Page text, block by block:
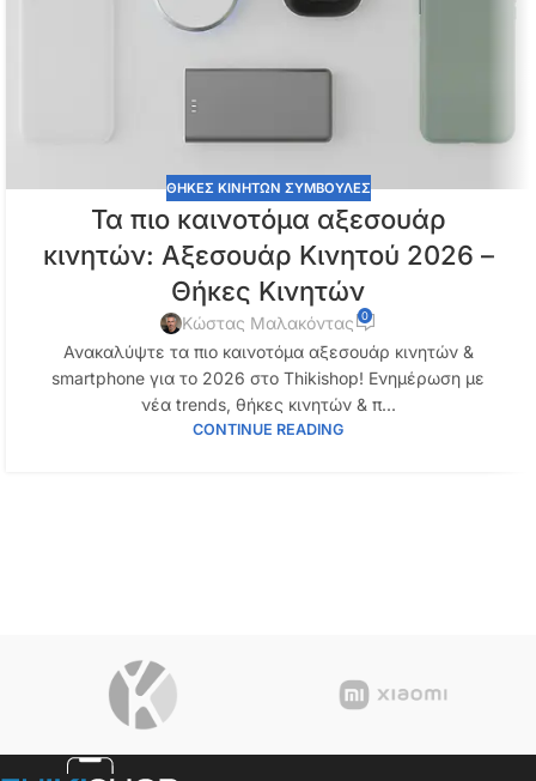
ΘΗΚΕΣ ΚΙΝΗΤΩΝ ΣΥΜΒΟΥΛΕΣ
Τα πιο καινοτόμα αξεσουάρ
κινητών: Αξεσουάρ Κινητού 2026 –
Θήκες Κινητών
Κώστας Μαλακόντας 0
Ανακαλύψτε τα πιο καινοτόμα αξεσουάρ κινητών &
smartphone για το 2026 στο Thikishop! Ενημέρωση με
νέα trends, θήκες κινητών & π...
CONTINUE READING